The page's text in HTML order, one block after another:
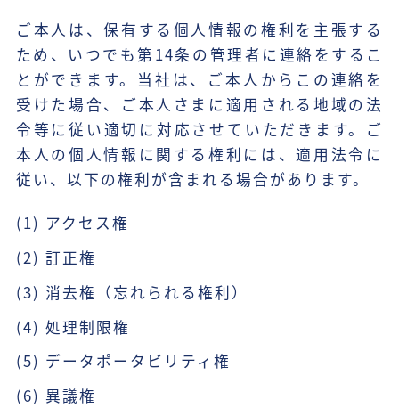
ご本人は、保有する個人情報の権利を主張する
ため、いつでも第14条の管理者に連絡をするこ
とができます。当社は、ご本人からこの連絡を
受けた場合、ご本人さまに適用される地域の法
令等に従い適切に対応させていただきます。ご
本人の個人情報に関する権利には、適用法令に
従い、以下の権利が含まれる場合があります。
(1) アクセス権
(2) 訂正権
(3) 消去権（忘れられる権利）
(4) 処理制限権
(5) データポータビリティ権
(6) 異議権